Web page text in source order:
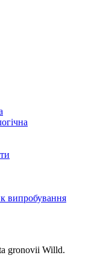
випробування
gronovii Willd.